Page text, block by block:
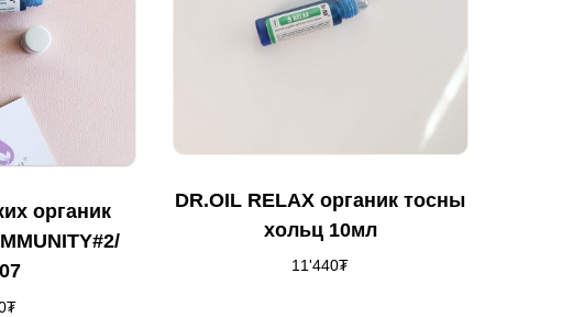
органик
₮
DR.OIL RELAX органик тосны
хольц 10мл
11'440₮